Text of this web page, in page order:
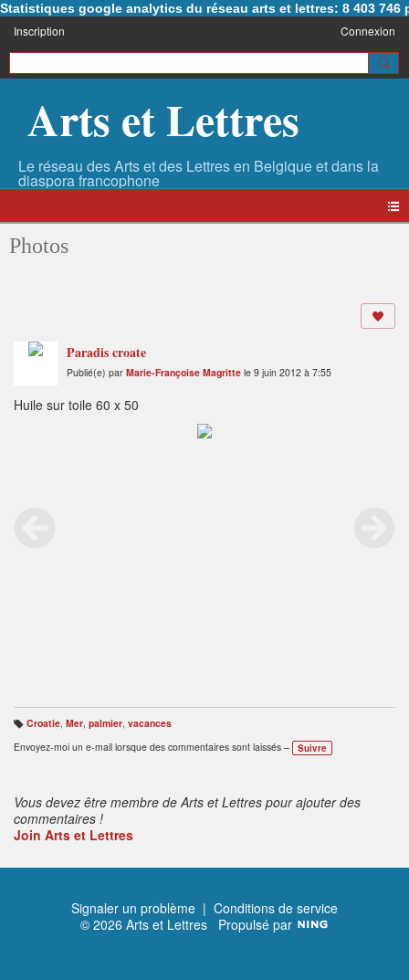
Statistiques google analytics du réseau arts et lettres: 8 403 746
Inscription Connexion
Arts et Lettres
Photos
Paradis croate
Publié(e) par Marie-Françoise Magritte le 9 juin 2012 à 7:55
Huile sur toile 60 x 50
B
ali
s
Croatie, Mer, palmier, vacances
Envoyez-moi un e-mail lorsque des commentaires sont laissés –
Suivre
Vous devez être membre de Arts et Lettres pour ajouter des
commentaires !
Join Arts et Lettres
Signaler un problème | Conditions de service
© 2026 Arts et Lettres Propulsé par